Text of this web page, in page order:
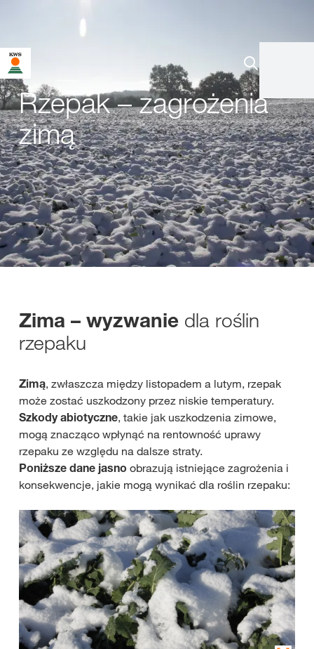
Rzepak – zagrożenia
zimą
Zima – wyzwanie dla roślin
rzepaku
Zimą, zwłaszcza między listopadem a lutym, rzepak
może zostać uszkodzony przez niskie temperatury.
Szkody abiotyczne, takie jak uszkodzenia zimowe,
mogą znacząco wpłynąć na rentowność uprawy
rzepaku ze względu na dalsze straty.
Poniższe dane jasno obrazują istniejące zagrożenia i
konsekwencje, jakie mogą wynikać dla roślin rzepaku: